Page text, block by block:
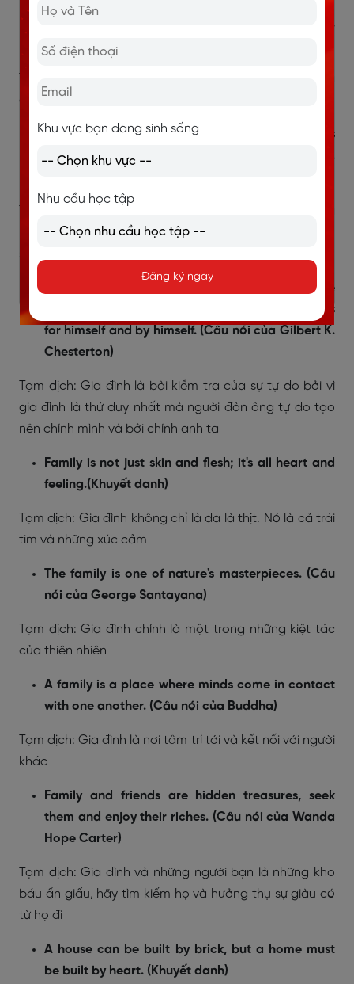
Family is not an important thing. It's everything.
(Câu nói của Michael J. Fox)
cả. Nó là tất cả
The love of family and the admiration of friends is
much more important than wealth and privilege.
ngưỡng mộ của bạn bè thì quan trọng hơn rất nhiều
The family is the test of freedom; because the
family is the only thing that the free man makes
for himself and by himself. (Câu nói của Gilbert K.
Chesterton)
Tạm dịch: Gia đình là bài kiểm tra của sự tự do bởi vì
gia đình là thứ duy nhất mà người đàn ông tự do tạo
nên chính mình và bởi chính anh ta
Family is not just skin and flesh; it's all heart and
feeling.(Khuyết danh)
Tạm dịch: Gia đình không chỉ là da là thịt. Nó là cả trái
tim và những xúc cảm
The family is one of nature's masterpieces. (Câu
nói của George Santayana)
Tạm dịch: Gia đình chính là một trong những kiệt tác
của thiên nhiên
A family is a place where minds come in contact
with one another. (Câu nói của Buddha)
Tạm dịch: Gia đình là nơi tâm trí tới và kết nối với người
khác
Family and friends are hidden treasures, seek
them and enjoy their riches. (Câu nói của Wanda
Hope Carter)
Tạm dịch: Gia đình và những người bạn là những kho
báu ẩn giấu, hãy tìm kiếm họ và hưởng thụ sự giàu có
từ họ đi
A house can be built by brick, but a home must
be built by heart. (Khuyết danh)
Khu vực bạn đang sinh sống
Nhu cầu học tập
Đăng ký ngay